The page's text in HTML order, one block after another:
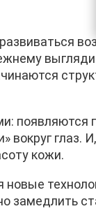
появляются
вокруг глаз.
кожи.
новые
замедлить